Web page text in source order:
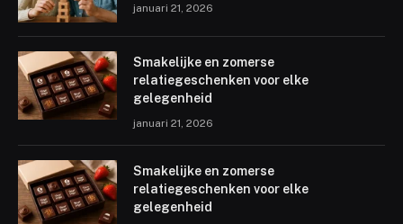
januari 21, 2026
Smakelijke en zomerse
relatiegeschenken voor elke
gelegenheid
januari 21, 2026
Smakelijke en zomerse
relatiegeschenken voor elke
gelegenheid